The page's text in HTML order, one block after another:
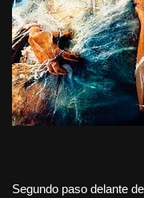
Segundo paso delante